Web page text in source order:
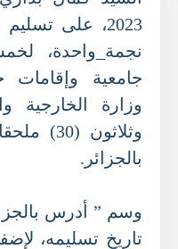
2023، على
جامعية وإقامات
وزارة الخارجية
وثلاثون
بالجزائر.
وسم ” أدرس
تاريخ تسليمه،